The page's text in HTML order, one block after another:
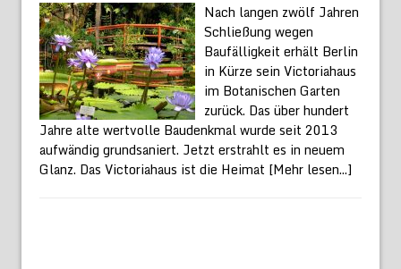
Nach langen zwölf Jahren
Schließung wegen
Baufälligkeit erhält Berlin
in Kürze sein Victoriahaus
im Botanischen Garten
zurück. Das über hundert
Jahre alte wertvolle Baudenkmal wurde seit 2013
aufwändig grundsaniert. Jetzt erstrahlt es in neuem
Glanz. Das Victoriahaus ist die Heimat [Mehr lesen...]